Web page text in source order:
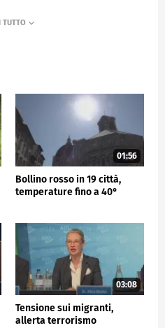
01:56
Bollino rosso in 19 città,
temperature fino a 40°
03:08
Tensione sui migranti,
allerta terrorismo